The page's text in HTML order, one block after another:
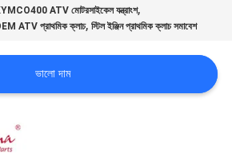
ATV মোটরসাইকেল যন্ত্রাংশ,
ATV প্রাথমিক ক্লাচ,স্টিল ইঞ্জিন প্রাথমিক ক্লাচ সমাবেশ
ভালো দাম